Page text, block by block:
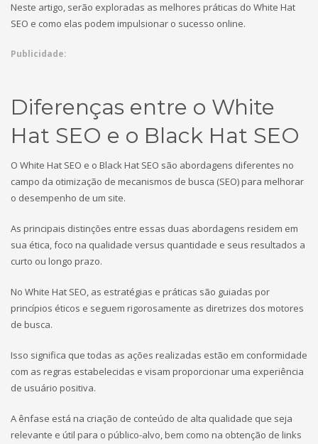
Neste artigo, serão exploradas as melhores práticas do White Hat
SEO e como elas podem impulsionar o sucesso online.
Publicidade:
Diferenças entre o White
Hat SEO e o Black Hat SEO
O White Hat SEO e o Black Hat SEO são abordagens diferentes no
campo da otimização de mecanismos de busca (SEO) para melhorar
o desempenho de um site.
As principais distinções entre essas duas abordagens residem em
sua ética, foco na qualidade versus quantidade e seus resultados a
curto ou longo prazo.
No White Hat SEO, as estratégias e práticas são guiadas por
princípios éticos e seguem rigorosamente as diretrizes dos motores
de busca.
Isso significa que todas as ações realizadas estão em conformidade
com as regras estabelecidas e visam proporcionar uma experiência
de usuário positiva.
A ênfase está na criação de conteúdo de alta qualidade que seja
relevante e útil para o público-alvo, bem como na obtenção de links